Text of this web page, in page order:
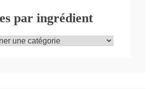
par ingrédient